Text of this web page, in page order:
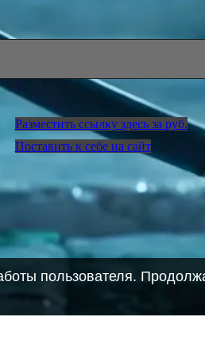
Разместить ссылку здесь за руб.
Поставить к себе на сайт
пользователя.